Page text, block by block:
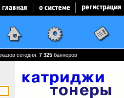
сегодня: 7 325 баннеров